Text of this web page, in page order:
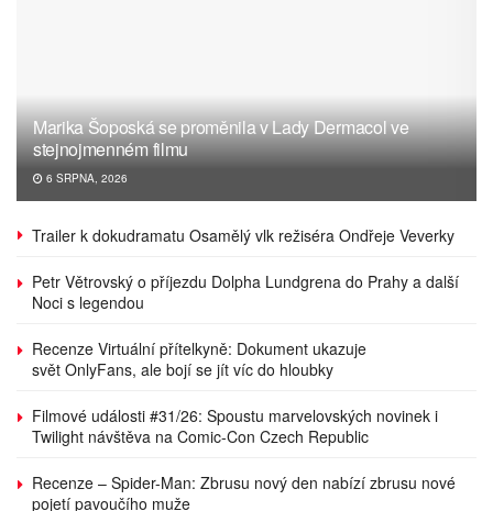
Marika Šoposká se proměnila v Lady Dermacol ve
stejnojmenném filmu
6 SRPNA, 2026
Trailer k dokudramatu Osamělý vlk režiséra Ondřeje Veverky
Petr Větrovský o příjezdu Dolpha Lundgrena do Prahy a další
Noci s legendou
Recenze Virtuální přítelkyně: Dokument ukazuje
svět OnlyFans, ale bojí se jít víc do hloubky
Filmové události #31/26: Spoustu marvelovských novinek i
Twilight návštěva na Comic-Con Czech Republic
Recenze – Spider-Man: Zbrusu nový den nabízí zbrusu nové
pojetí pavoučího muže